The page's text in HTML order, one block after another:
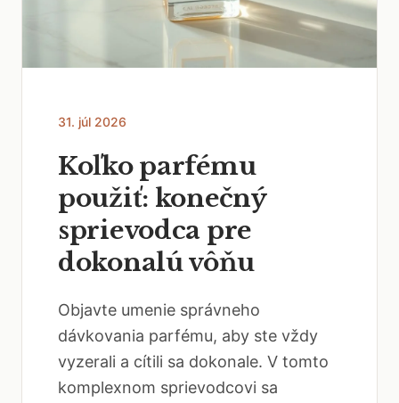
31. júl 2026
Koľko parfému
použiť: konečný
sprievodca pre
dokonalú vôňu
Objavte umenie správneho
dávkovania parfému, aby ste vždy
vyzerali a cítili sa dokonale. V tomto
komplexnom sprievodcovi sa